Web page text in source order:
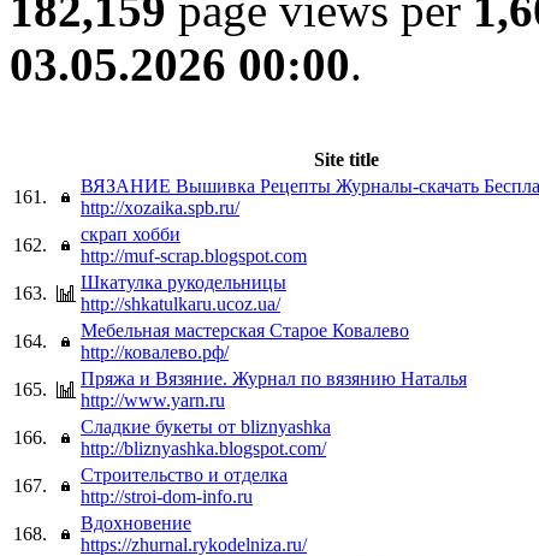
03.05.2026 00:00.
Site title
161.
ВЯЗАНИЕ Вышивка Рецепты Журналы-скачать
http://xozaika.spb.ru/
162.
скрап хобби
http://muf-scrap.blogspot.com
163.
Шкатулка рукодельницы
http://shkatulkaru.ucoz.ua/
164.
Мебельная мастерская Старое Ковалево
http://ковалево.рф/
165.
Пряжа и Вязяние. Журнал по вязянию Наталья
http://www.yarn.ru
166.
Сладкие букеты от bliznyashka
http://bliznyashka.blogspot.com/
167.
Строительство и отделка
http://stroi-dom-info.ru
168.
Вдохновение
https://zhurnal.rykodelniza.ru/